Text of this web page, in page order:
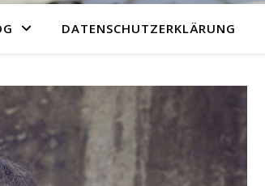
DATENSCHUTZERKLÄRUNG